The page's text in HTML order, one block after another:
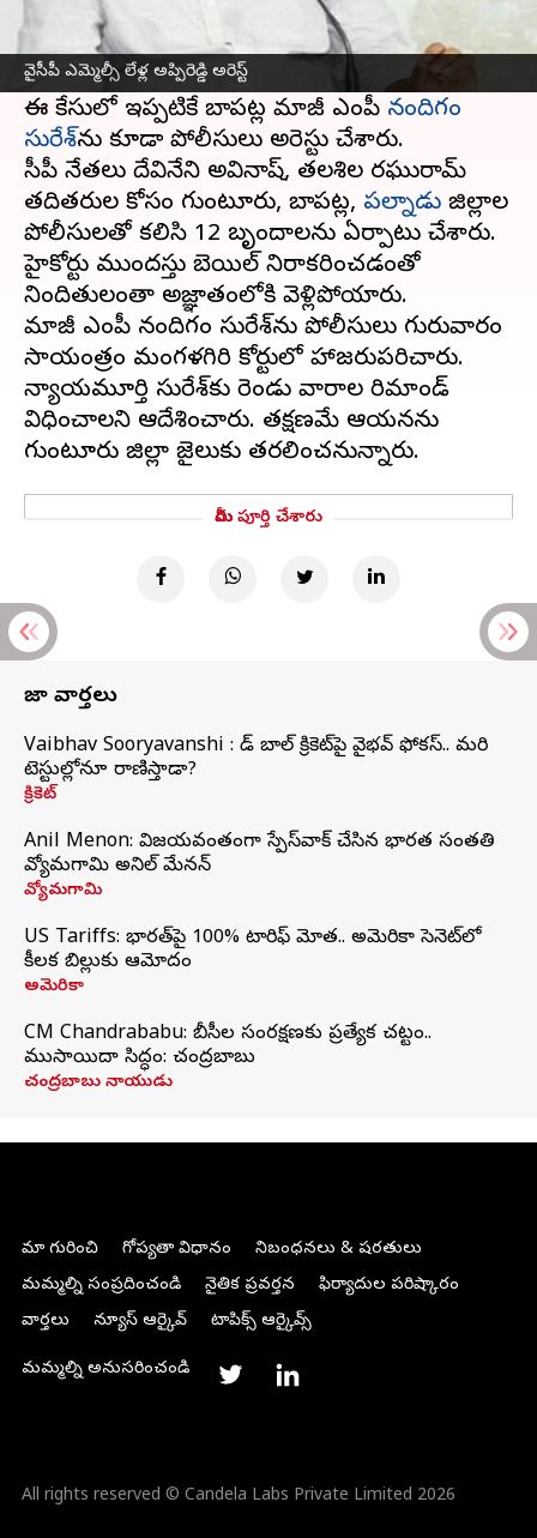
వైసీపీ ఎమ్మెల్సీ లేళ్ల అప్పిరెడ్డి అరెస్ట్‌
వైసీపీ ఎమ్మెల్సీ లేళ్ల అప్పిరెడ్డిని మంగళగిరి
అరెస్టు చేశారు. టీడీపీ కార్యాలయంపై దాడి కేసులో
ఆయన్ని పోలీసులు అదుపులోకి తీసుకున్నారు.
ఈ కేసులో ఇప్పటికే బాపట్ల మాజీ ఎంపీ నందిగం
సురేశ్‌ను కూడా పోలీసులు అరెస్టు చేశారు.
వైసీపీ నేతలు దేవినేని అవినాష్, తలశిల రఘురామ్
తదితరుల కోసం గుంటూరు, బాపట్ల, పల్నాడు జిల్లాల
పోలీసులతో కలిసి 12 బృందాలను ఏర్పాటు చేశారు.
హైకోర్టు ముందస్తు బెయిల్‌ నిరాకరించడంతో
నిందితులంతా అజ్ఞాతంలోకి వెళ్లిపోయారు.
మాజీ ఎంపీ నందిగం సురేశ్‌ను పోలీసులు గురువారం
సాయంత్రం మంగళగిరి కోర్టులో హాజరుపరిచారు.
న్యాయమూర్తి సురేశ్‌కు రెండు వారాల రిమాండ్‌
విధించాలని ఆదేశించారు. తక్షణమే ఆయనను
మీరు పూర్తి చేశారు
తాజా వార్తలు
Vaibhav Sooryavanshi : రెడ్ బాల్ క్రికెట్‌పై వైభవ్ ఫోకస్.. మరి
టెస్టుల్లోనూ రాణిస్తాడా?
క్రికెట్
Anil Menon: విజయవంతంగా స్పేస్‌వాక్‌ చేసిన భారత సంతతి
వ్యోమగామి అనిల్‌ మేనన్
వ్యోమగామి
US Tariffs: భారత్‌పై 100% టారిఫ్‌ మోత.. అమెరికా సెనెట్‌లో
కీలక బిల్లుకు ఆమోదం
అమెరికా
CM Chandrababu: బీసీల సంరక్షణకు ప్రత్యేక చట్టం..
ముసాయిదా సిద్ధం: చంద్రబాబు
చంద్రబాబు నాయుడు
మా గురించి గోప్యతా విధానం
నిబంధనలు & షరతులు
మమ్మల్ని సంప్రదించండి
నైతిక ప్రవర్తన
ఫిర్యాదుల పరిష్కారం
వార్తలు
న్యూస్ ఆర్కైవ్ టాపిక్స్ ఆర్కైవ్స్
మమ్మల్ని అనుసరించండి
All rights reserved © Candela Labs Private Limited 2026